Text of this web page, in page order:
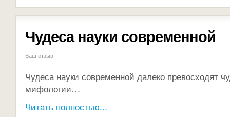
Чудеса науки современной
Ваш отзыв
Чудеса науки современной далеко превосходят
мифологии…
Читать полностью...